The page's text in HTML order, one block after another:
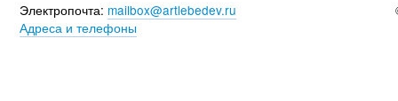
Электропочта: mailbox@artlebedev.ru
Адреса и телефоны